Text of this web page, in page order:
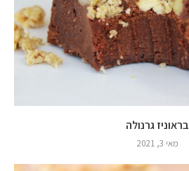
בראוניז גרנולה
מאי 3, 2021